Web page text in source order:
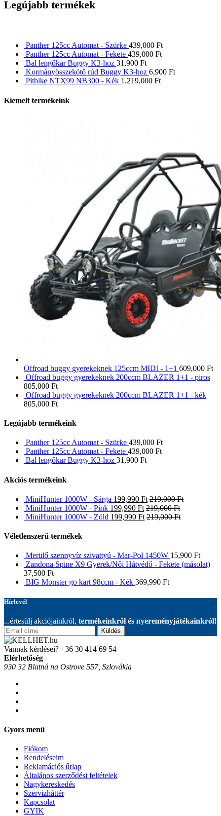
Legújabb termékek
Panther 125cc Automat - Szürke 439,000 Ft
Panther 125cc Automat - Fekete 439,000 Ft
Bal lengőkar Buggy K3-hoz 31,900 Ft
Kormányösszekötő rúd Buggy K3-hoz 6,900 Ft
Pitbike NTX99 NB300 - Kék 1,219,000 Ft
Kiemelt termékeink
Offroad buggy gyerekeknek 125ccm MIDI - 1+1 609,000 Ft
Offroad buggy gyerekeknek 200ccm BLAZER 1+1 - piros
805,000 Ft
Offroad buggy gyerekeknek 200ccm BLAZER 1+1 - kék
805,000 Ft
Legújabb termékeink
Panther 125cc Automat - Szürke 439,000 Ft
Panther 125cc Automat - Fekete 439,000 Ft
Bal lengőkar Buggy K3-hoz 31,900 Ft
Akciós termékeink
MiniHunter 1000W - Sárga 199,990 Ft 219,000Ft
MiniHunter 1000W - Pink 199,990 Ft 219,000Ft
MiniHunter 1000W - Zöld 199,990 Ft 219,000Ft
Véletlenszerű termékek
Merülő szennyvíz szivattyú - Mar-Pol 1450W 15,900 Ft
Zandona Spine X9 Gyerek/Női Hátvédő - Fekete (másolat)
37,500 Ft
BIG Monster go kart 98ccm - Kék 369,990 Ft
Hírlevél
...értesülj akciójainkról, termékeinkről és nyereményjátékainkról!
Küldés
Vannak kérdései? +36 30 414 69 54
Elérhetőség
930 32 Blatná na Ostrove 557, Szlovákia
Gyors menü
Fiókom
Rendeléseim
Reklamációs űrlap
Általános szerződési feltételek
Nagykereskedés
Szervizháttér
Kapcsolat
GYIK